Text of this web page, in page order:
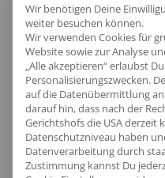
Stilvolle
Die elegante
individuelles
Wir benötigen Deine
weiter besuchen können.
Wir verwenden Cookies für
Website sowie zur Analyse
„Alle akzeptieren“ erlaubst
Personalisierungszwecken.
auf die Datenübermittlung an
darauf hin, dass nach der
Gerichtshofs die USA derzeit
Datenschutzniveau haben
Datenverarbeitung durch
Zustimmung kannst Du